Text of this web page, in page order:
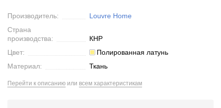
Производитель:
Louvre Home
Страна
производства:
КНР
Цвет:
Полированная латунь
Материал:
Ткань
Перейти к описанию или всем характеристикам